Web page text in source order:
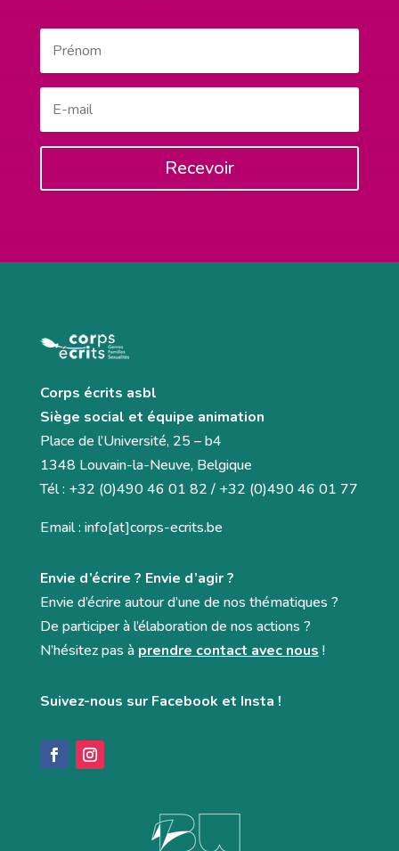
Recevoir
Corps écrits asbl
Siège social et équipe animation
Place de l’Université, 25 – b4
1348 Louvain-la-Neuve, Belgique
Tél : +32 (0)490 46 01 82 / +32 (0)490 46 01 77
Email : info[at]corps-ecrits.be
Envie d’écrire ? Envie d’agir ?
Envie d’écrire autour d’une de nos thématiques ?
De participer à l’élaboration de nos actions ?
N’hésitez pas à prendre contact avec nous !
Suivez-nous sur Facebook et Insta !